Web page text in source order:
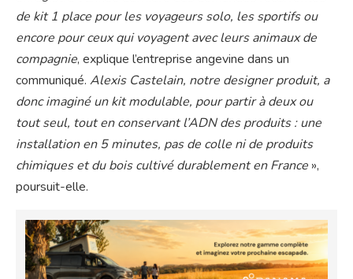
de kit 1 place pour les voyageurs solo, les sportifs ou
encore pour ceux qui voyagent avec leurs animaux de
compagnie, explique l’entreprise angevine dans un
communiqué. Alexis Castelain, notre designer produit, a
donc imaginé un kit modulable, pour partir à deux ou
tout seul, tout en conservant l’ADN des produits : une
installation en 5 minutes, pas de colle ni de produits
chimiques et du bois cultivé durablement en France »,
poursuit-elle.